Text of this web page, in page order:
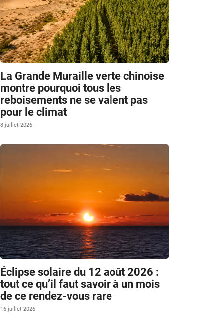
La Grande Muraille verte chinoise
montre pourquoi tous les
reboisements ne se valent pas
pour le climat
8 juillet 2026
Éclipse solaire du 12 août 2026 :
tout ce qu’il faut savoir à un mois
de ce rendez-vous rare
16 juillet 2026